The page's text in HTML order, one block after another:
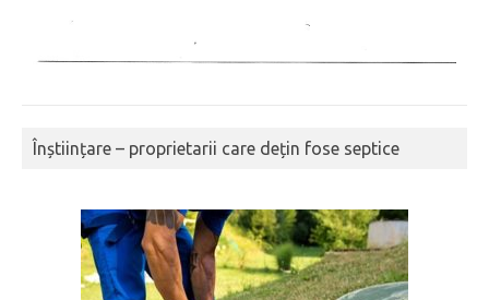
Înștiințare – proprietarii care dețin fose septice